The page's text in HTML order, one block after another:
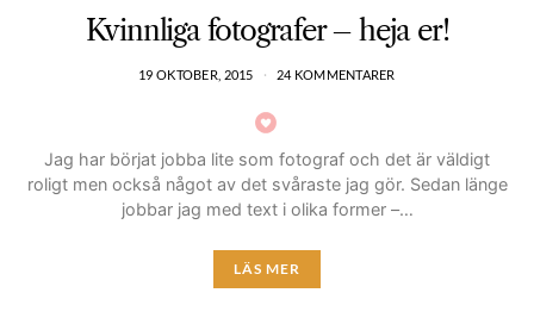
Kvinnliga fotografer – heja er!
19 OKTOBER, 2015 24 KOMMENTARER
Jag har börjat jobba lite som fotograf och det är väldigt
roligt men också något av det svåraste jag gör. Sedan länge
jobbar jag med text i olika former –…
LÄS MER